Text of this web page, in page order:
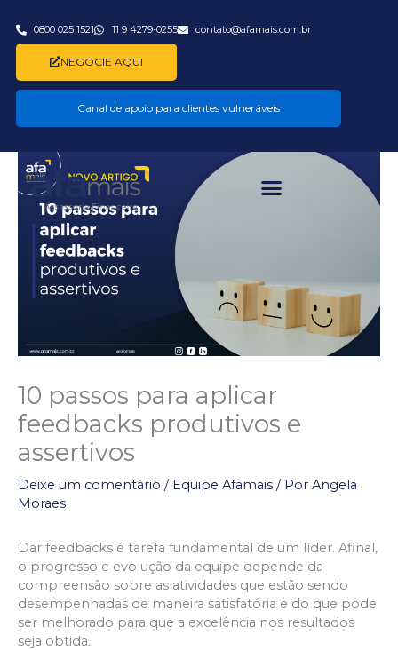
para
conteúdo
0800 025 1521 11 9 4279-0255 contato@afamais.com.br
NEGOCIE AQUI
Canal de apoio para clientes vulneráveis
10 passos para aplicar
feedbacks produtivos e
assertivos
Deixe um comentário / Equipe Afamais / Por Angela
Moraes
Dar feedbacks é tarefa fundamental de um líder. Afinal,
o progresso e evolução da equipe depende da
compreensão sobre as atividades que estão sendo
desempenhadas de maneira satisfatória e do que pode
ser melhorado para que a excelência nos resultados
seja obtida.